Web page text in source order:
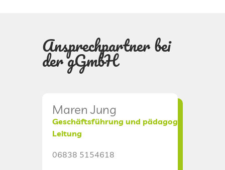
Ansprechpartner bei
der gGmbH
Maren Jung
Geschäftsführung und pädagogische
Leitung
06838 5154618